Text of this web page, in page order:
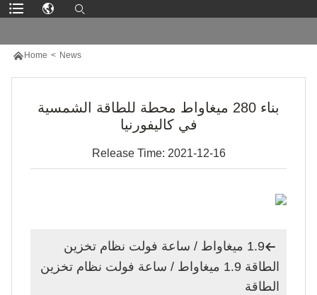
 Home > News
بناء 280 ميغاواط محطة للطاقة الشمسية
في كاليفورنيا
Release Time: 2021-12-16

1.9 ميغاواط / ساعة فولت نظام تخزين
الطاقة 1.9 ميغاواط / ساعة فولت نظام تخزين
الطاقة